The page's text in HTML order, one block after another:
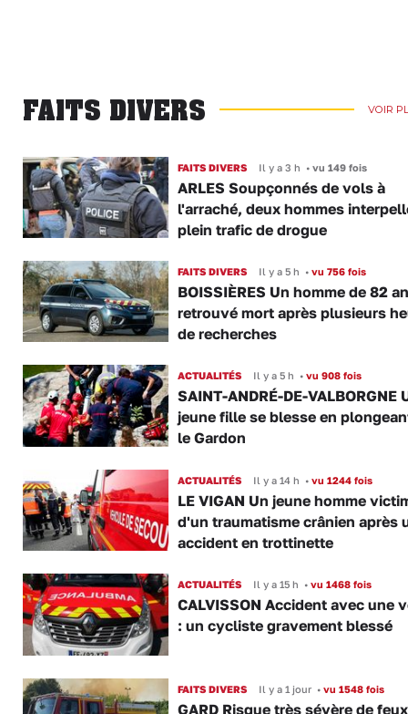
FAITS DIVERS VOIR
FAITS DIVERS Il y a 3 h •vu 149 fois
ARLES Soupçonnés de vols à
l'arraché, deux hommes
plein trafic de drogue
FAITS DIVERS Il y a 5 h •vu 756 fois
BOISSIÈRES Un homme de 82
retrouvé mort après plusieurs
de recherches
ACTUALITÉS Il y a 5 h •vu 908 fois
SAINT-ANDRÉ-DE-VALBORGNE
jeune fille se blesse en
le Gardon
ACTUALITÉS Il y a 14 h •vu 1244 fois
LE VIGAN Un jeune homme
d'un traumatisme crânien après
accident en trottinette
ACTUALITÉS Il y a 15 h •vu 1468 fois
CALVISSON Accident avec une
: un cycliste gravement blessé
FAITS DIVERS Il y a 1 jour •vu 1548 fois
GARD Risque très sévère de